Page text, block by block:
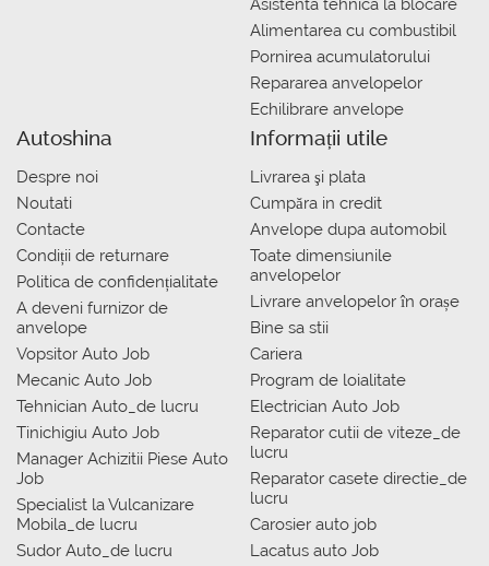
Asistenta tehnica la blocare
Alimentarea cu combustibil
Pornirea acumulatorului
Repararea anvelopelor
Echilibrare anvelope
Autoshina
Despre noi
Noutati
Contacte
Condiții de returnare
Politica de confidențialitate
A deveni furnizor de
anvelope
Vopsitor Auto Job
Mecanic Auto Job
Tehnician Auto_de lucru
Tinichigiu Auto Job
Manager Achizitii Piese Auto
Job
Specialist la Vulcanizare
Mobila_de lucru
Sudor Auto_de lucru
Informații utile
Livrarea şi plata
Сumpăra in credit
Anvelope dupa automobil
Toate dimensiunile
anvelopelor
Livrare anvelopelor în orașe
Bine sa stii
Cariera
Program de loialitate
Electrician Auto Job
Reparator cutii de viteze_de
lucru
Reparator casete directie_de
lucru
Carosier auto job
Lacatus auto Job